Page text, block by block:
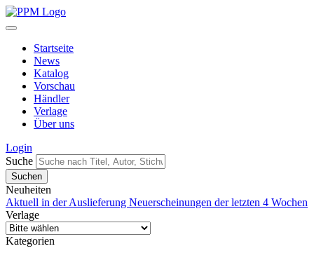
Startseite
News
Katalog
Vorschau
Händler
Verlage
Über uns
Login
Suche
Neuheiten
Aktuell in der Auslieferung Neuerscheinungen der letzten 4 Wochen
Verlage
Kategorien